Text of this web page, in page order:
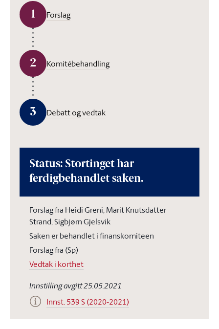
1 Forslag
2 Komitébehandling
3 Debatt og vedtak
Status: Stortinget har
ferdigbehandlet saken.
Forslag fra Heidi Greni, Marit Knutsdatter
Strand, Sigbjørn Gjelsvik
Saken er behandlet i finanskomiteen
Forslag fra (Sp)
Vedtak i korthet
Innstilling avgitt 25.05.2021
Innst. 539 S (2020-2021)